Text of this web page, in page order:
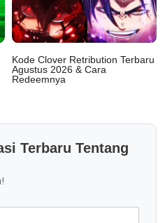
Kode Clover Retribution Terbaru
Agustus 2026 & Cara
Redeemnya
Terbaru Tentang